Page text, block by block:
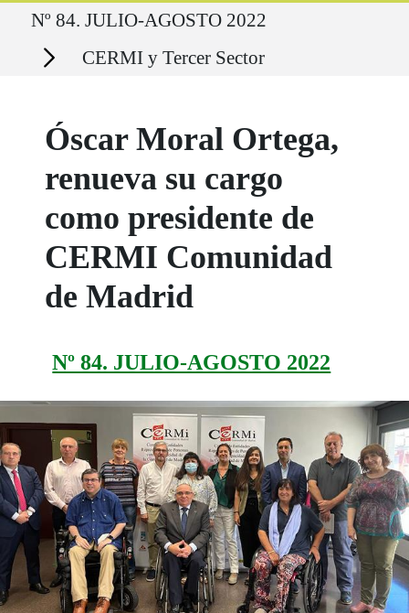
Nº 84. JULIO-AGOSTO 2022
Secciones CERMI y Tercer Sector
Óscar Moral Ortega,
renueva su cargo
como presidente de
CERMI Comunidad
de Madrid
Nº 84. JULIO-AGOSTO 2022